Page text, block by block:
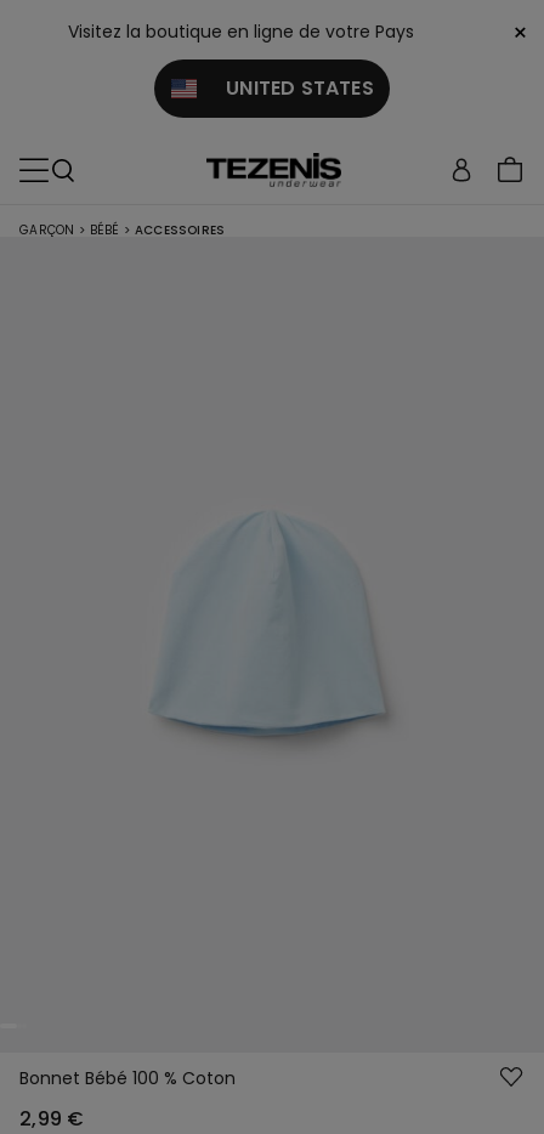
Visitez la boutique en ligne de votre Pays
UNITED STATES
×
GARÇON > BÉBÉ > ACCESSOIRES
Bonnet Bébé 100 % Coton
2,99 €